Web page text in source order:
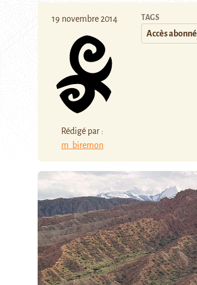
19 novembre 2014
Rédigé par :
m_biremon
TAGS
Accès abonné